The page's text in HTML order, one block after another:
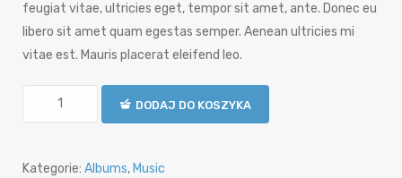
feugiat vitae, ultricies eget, tempor sit amet, ante. Donec eu
libero sit amet quam egestas semper. Aenean ultricies mi
vitae est. Mauris placerat eleifend leo.
DODAJ DO KOSZYKA
Kategorie: Albums, Music